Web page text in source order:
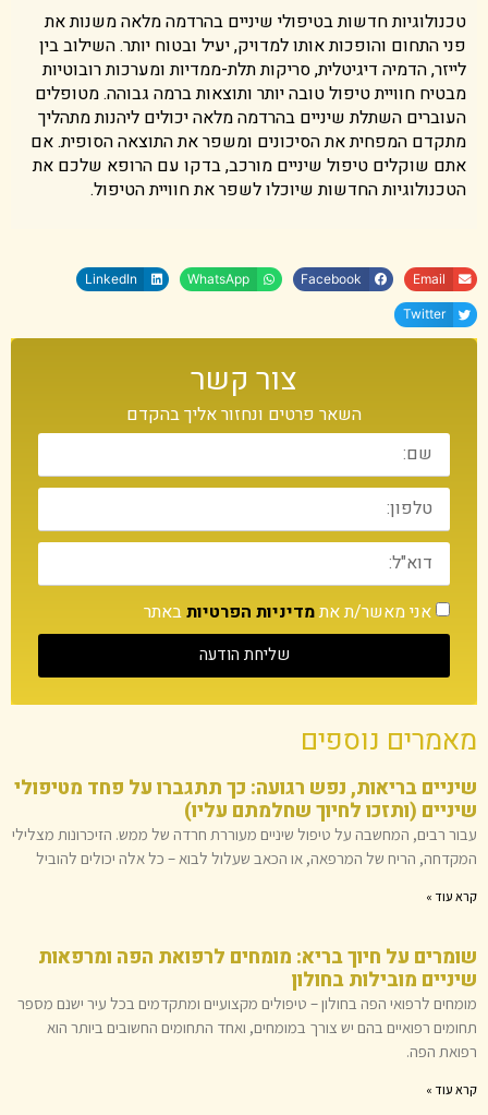
טכנולוגיות חדשות בטיפולי שיניים בהרדמה מלאה משנות את
פני התחום והופכות אותו למדויק, יעיל ובטוח יותר. השילוב בין
לייזר, הדמיה דיגיטלית, סריקות תלת-ממדיות ומערכות רובוטיות
מבטיח חוויית טיפול טובה יותר ותוצאות ברמה גבוהה. מטופלים
העוברים השתלת שיניים בהרדמה מלאה יכולים ליהנות מתהליך
מתקדם המפחית את הסיכונים ומשפר את התוצאה הסופית. אם
אתם שוקלים טיפול שיניים מורכב, בדקו עם הרופא שלכם את
הטכנולוגיות החדשות שיוכלו לשפר את חוויית הטיפול.
Email
Facebook
WhatsApp
LinkedIn
Twitter
צור קשר
השאר פרטים ונחזור אליך בהקדם
אני מאשר/ת אתמדיניות הפרטיותבאתר
שליחת הודעה
מאמרים נוספים
שיניים בריאות, נפש רגועה: כך תתגברו על פחד מטיפולי
שיניים (ותזכו לחיוך שחלמתם עליו)
עבור רבים, המחשבה על טיפול שיניים מעוררת חרדה של ממש. הזיכרונות מצלילי
המקדחה, הריח של המרפאה, או הכאב שעלול לבוא – כל אלה יכולים להוביל
קרא עוד »
שומרים על חיוך בריא: מומחים לרפואת הפה ומרפאות
שיניים מובילות בחולון
מומחים לרפואי הפה בחולון – טיפולים מקצועיים ומתקדמים בכל עיר ישנם מספר
תחומים רפואיים בהם יש צורך במומחים, ואחד התחומים החשובים ביותר הוא
רפואת הפה.
קרא עוד »